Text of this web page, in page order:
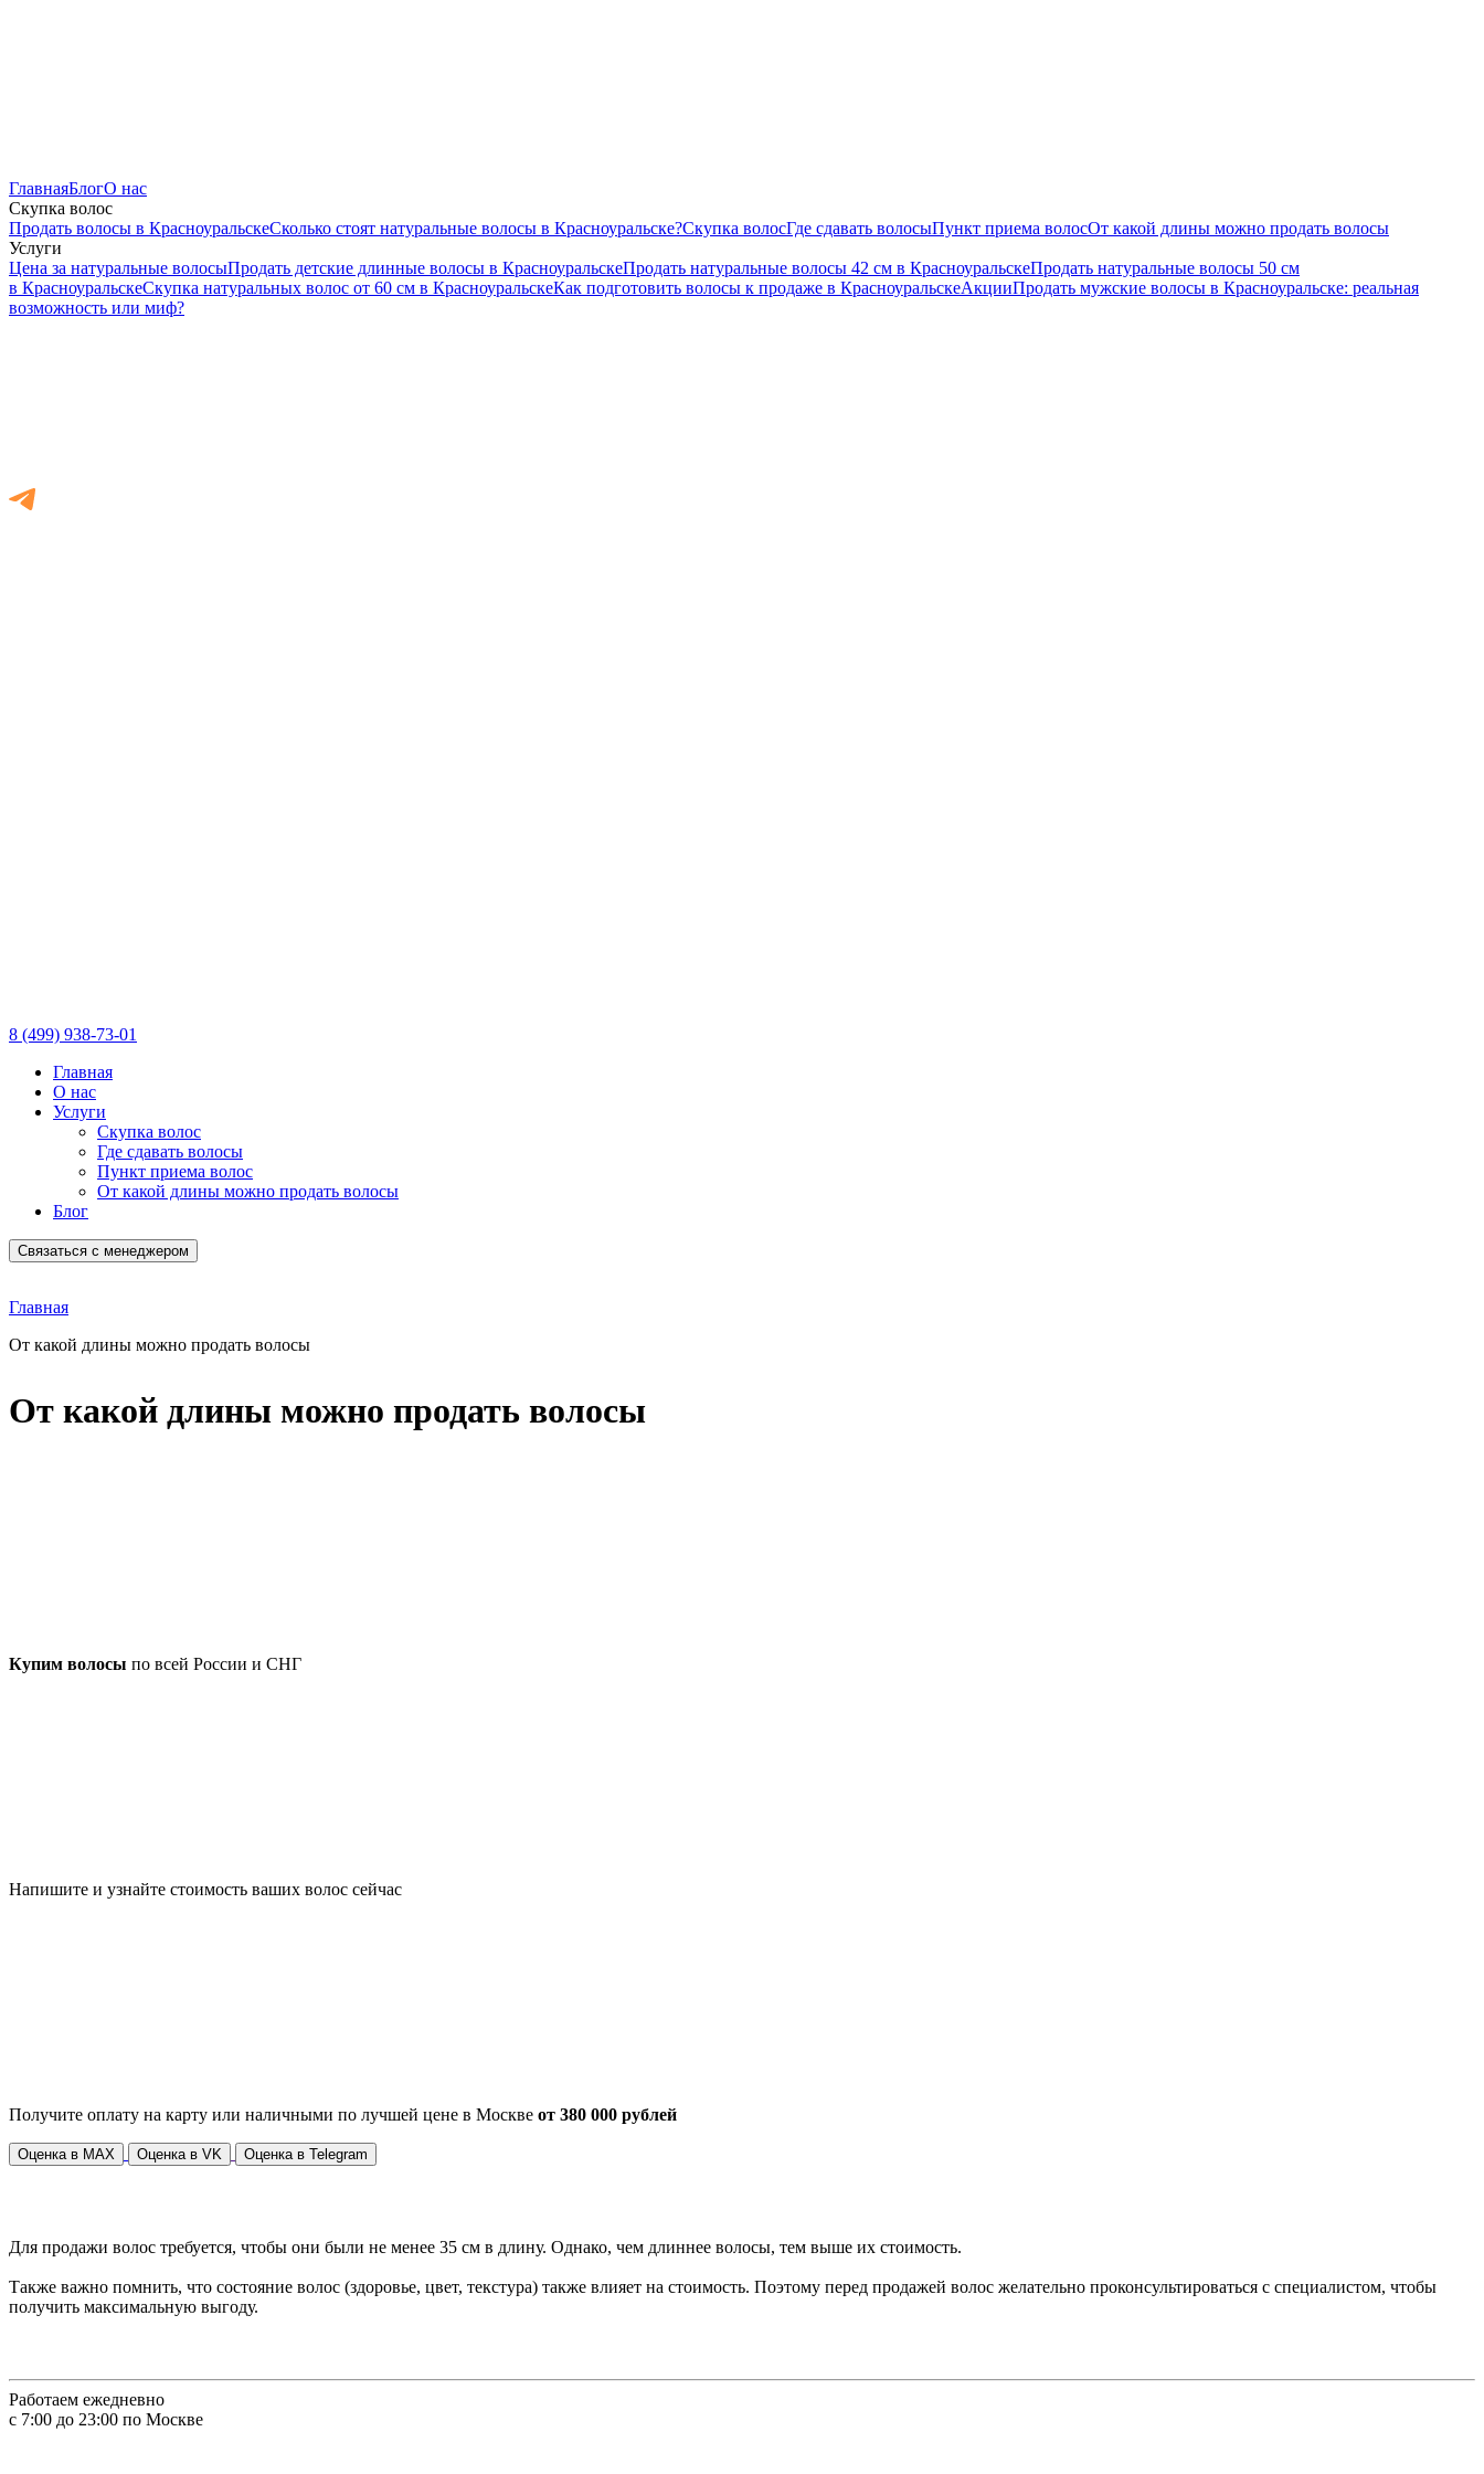
ГлавнаяБлогО нас
Скупка волос
Продать волосы в КрасноуральскеCколько стоят натуральные волосы в Красноуральске?Скупка волосГде сдавать волосыПункт приема волосОт какой длины можно продать волосы
Услуги
Цена за натуральные волосыПродать детские длинные волосы в КрасноуральскеПродать натуральные волосы 42 см в КрасноуральскеПродать натуральные волосы 50 см
в КрасноуральскеСкупка натуральных волос от 60 см в КрасноуральскеКак подготовить волосы к продаже в КрасноуральскеАкцииПродать мужские волосы в Красноуральске: реальная
возможность или миф?
8 (499) 938-73-01
Главная
О нас
Услуги
Скупка волос
Где сдавать волосы
Пункт приема волос
От какой длины можно продать волосы
Блог
Связаться с менеджером
Главная
От какой длины можно продать волосы
От какой длины можно продать волосы
Купим волосы по всей России и СНГ
Напишите и узнайте стоимость ваших волос сейчас
Получите оплату на карту или наличными по лучшей цене в Москве от 380 000 рублей
Оценка в MAX Оценка в VK Оценка в Telegram
Для продажи волос требуется, чтобы они были не менее 35 см в длину. Однако, чем длиннее волосы, тем выше их стоимость.
Также важно помнить, что состояние волос (здоровье, цвет, текстура) также влияет на стоимость. Поэтому перед продажей волос желательно проконсультироваться с специалистом, чтобы
получить максимальную выгоду.
Работаем ежедневно
с 7:00 до 23:00 по Москве